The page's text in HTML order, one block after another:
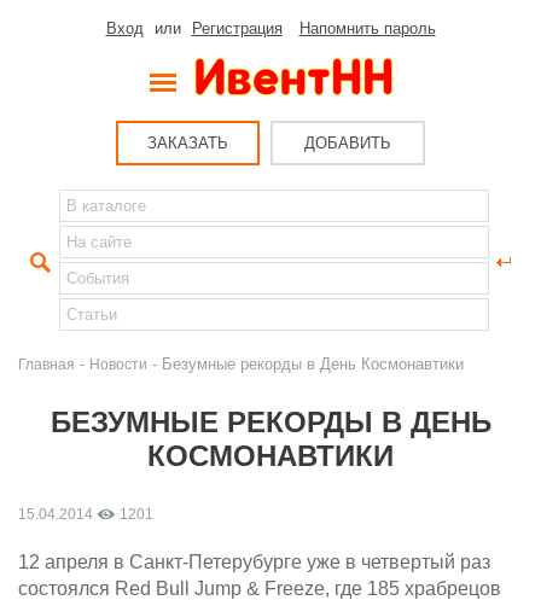
Вход или Регистрация Напомнить пароль
ЗАКАЗАТЬ ДОБАВИТЬ
Главная - Новости - Безумные рекорды в День Космонавтики
БЕЗУМНЫЕ РЕКОРДЫ В ДЕНЬ
КОСМОНАВТИКИ
15.04.2014 1201
12 апреля в Санкт-Петерубурге уже в четвертый раз
состоялся Red Bull Jump & Freeze, где 185 храбрецов